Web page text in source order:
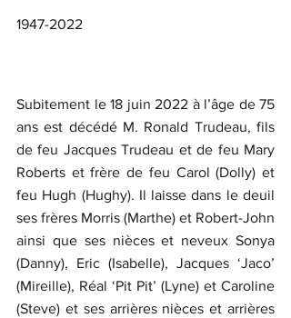
1947-2022
Subitement le 18 juin 2022 à l’âge de 75
ans est décédé M. Ronald Trudeau, fils
de feu Jacques Trudeau et de feu Mary
Roberts et frère de feu Carol (Dolly) et
feu Hugh (Hughy). Il laisse dans le deuil
ses frères Morris (Marthe) et Robert-John
ainsi que ses nièces et neveux Sonya
(Danny), Eric (Isabelle), Jacques ‘Jaco’
(Mireille), Réal ‘Pit Pit’ (Lyne) et Caroline
(Steve) et ses arrières nièces et arrières